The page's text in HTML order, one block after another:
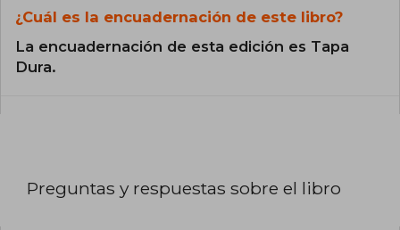
¿Cuál es la encuadernación de este libro?
La encuadernación de esta edición es Tapa
Dura.
Preguntas y respuestas sobre el libro